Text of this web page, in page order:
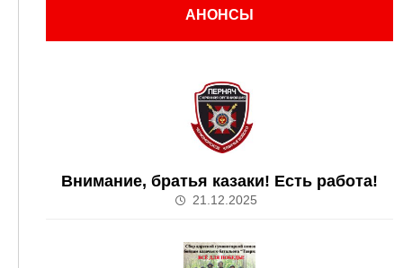
АНОНСЫ
Внимание, братья казаки! Есть работа!
21.12.2025